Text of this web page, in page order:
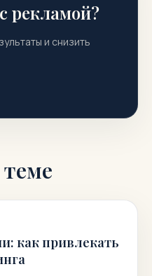
рекламой?
и снизить
как привлекать